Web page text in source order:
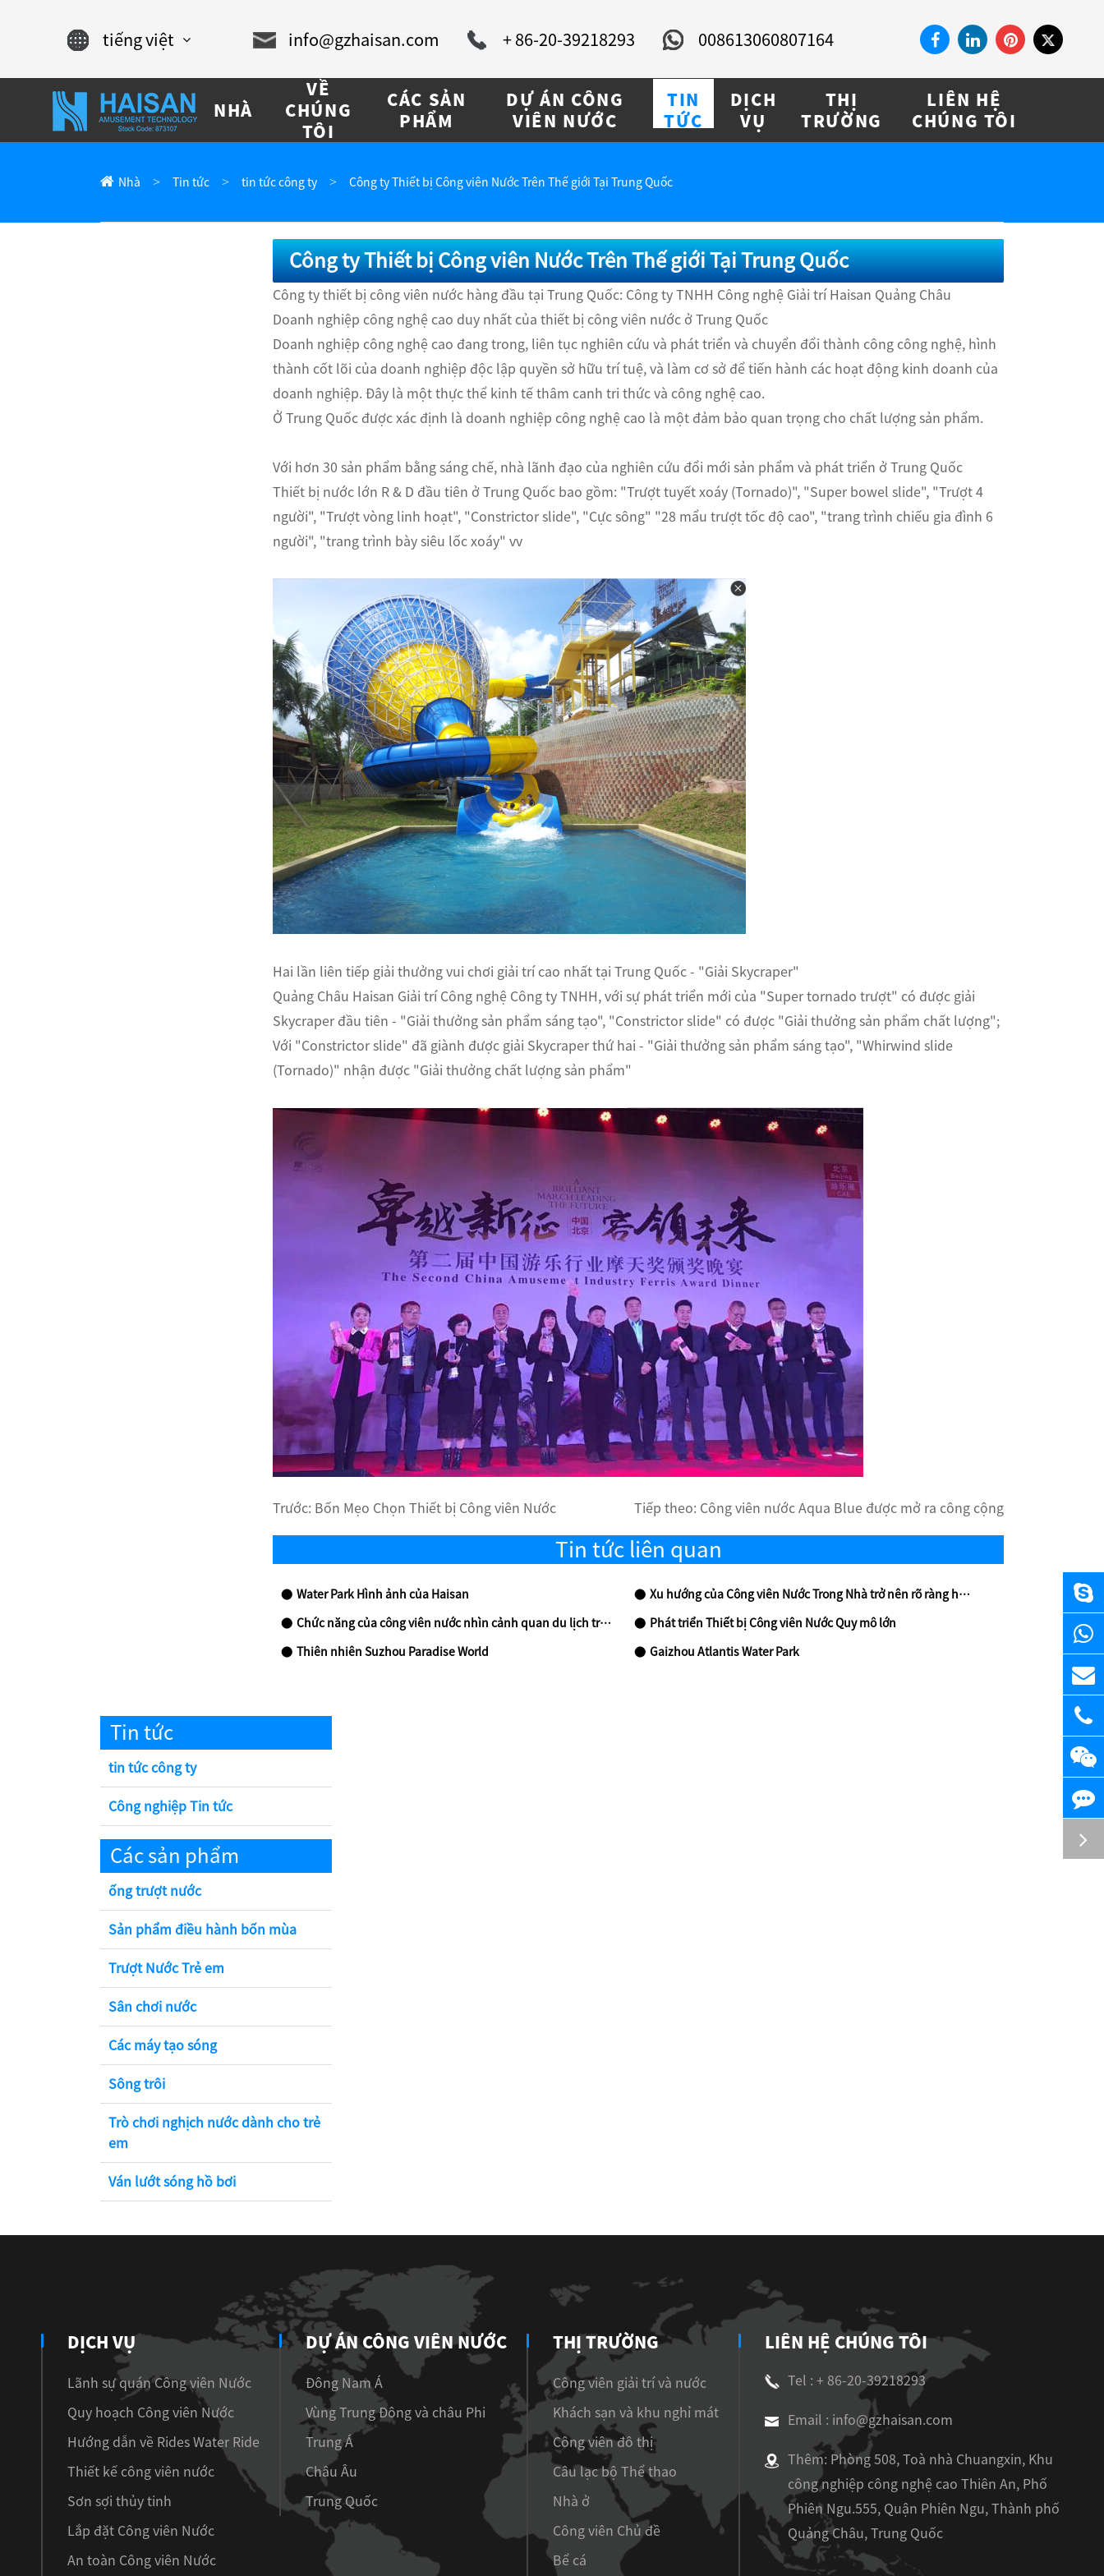
tiếng việt
Chinese
info@gzhaisan.com + 86-20-39218293 008613060807164
NHÀ
VỀ
CHÚNG
TÔI
CÁC SẢN
PHẨM
DỰ ÁN CÔNG
VIÊN NƯỚC
TIN
TỨC
DỊCH
VỤ
THỊ
TRƯỜNG
LIÊN HỆ
CHÚNG TÔI
Nhà Tin tức tin tức công ty Công ty Thiết bị Công viên Nước Trên Thế giới Tại Trung Quốc
Công ty Thiết bị Công viên Nước Trên Thế giới Tại Trung Quốc
Công ty thiết bị công viên nước hàng đầu tại Trung Quốc: Công ty TNHH Công nghệ Giải trí Haisan Quảng Châu
Doanh nghiệp công nghệ cao duy nhất của thiết bị công viên nước ở Trung Quốc
Doanh nghiệp công nghệ cao đang trong, liên tục nghiên cứu và phát triển và chuyển đổi thành công công nghệ, hình
thành cốt lõi của doanh nghiệp độc lập quyền sở hữu trí tuệ, và làm cơ sở để tiến hành các hoạt động kinh doanh của
doanh nghiệp. Đây là một thực thể kinh tế thâm canh tri thức và công nghệ cao.
Ở Trung Quốc được xác định là doanh nghiệp công nghệ cao là một đảm bảo quan trọng cho chất lượng sản phẩm.
Với hơn 30 sản phẩm bằng sáng chế, nhà lãnh đạo của nghiên cứu đổi mới sản phẩm và phát triển ở Trung Quốc
Thiết bị nước lớn R & D đầu tiên ở Trung Quốc bao gồm: "Trượt tuyết xoáy (Tornado)", "Super bowel slide", "Trượt 4
người", "Trượt vòng linh hoạt", "Constrictor slide", "Cực sông" "28 mẩu trượt tốc độ cao", "trang trình chiếu gia đình 6
người", "trang trình bày siêu lốc xoáy" vv
Hai lần liên tiếp giải thưởng vui chơi giải trí cao nhất tại Trung Quốc - "Giải Skycraper"
Quảng Châu Haisan Giải trí Công nghệ Công ty TNHH, với sự phát triển mới của "Super tornado trượt" có được giải
Skycraper đầu tiên - "Giải thưởng sản phẩm sáng tạo", "Constrictor slide" có được "Giải thưởng sản phẩm chất lượng";
Với "Constrictor slide" đã giành được giải Skycraper thứ hai - "Giải thưởng sản phẩm sáng tạo", "Whirwind slide
(Tornado)" nhận được "Giải thưởng chất lượng sản phẩm"
Trước: Bốn Mẹo Chọn Thiết bị Công viên Nước Tiếp theo: Công viên nước Aqua Blue được mở ra công cộng
Tin tức liên quan
Water Park Hình ảnh của Haisan Xu hướng của Công viên Nước Trong Nhà trở nên rõ ràng hơn
Chức năng của công viên nước nhìn cảnh quan du lịch trong các kích thước của cạnh tranh Phát triển Thiết bị Công viên Nước Quy mô lớn
Thiên nhiên Suzhou Paradise World Gaizhou Atlantis Water Park
Tin tức
tin tức công ty
Công nghiệp Tin tức
Các sản phẩm
ống trượt nước
Sản phẩm điều hành bốn mùa
Trượt Nước Trẻ em
Sân chơi nước
Các máy tạo sóng
Sông trôi
Trò chơi nghịch nước dành cho trẻ
em
Ván lướt sóng hồ bơi
DỊCH VỤ
Lãnh sự quán Công viên Nước
Quy hoạch Công viên Nước
Hướng dẫn về Rides Water Ride
Thiết kế công viên nước
Sơn sợi thủy tinh
Lắp đặt Công viên Nước
An toàn Công viên Nước
DỰ ÁN CÔNG VIÊN NƯỚC
Đông Nam Á
Vùng Trung Đông và châu Phi
Trung Á
Châu Âu
Trung Quốc
THỊ TRƯỜNG
Công viên giải trí và nước
Khách sạn và khu nghỉ mát
Công viên đô thị
Câu lạc bộ Thể thao
Nhà ở
Công viên Chủ đề
Bể cá
LIÊN HỆ CHÚNG TÔI
Tel : + 86-20-39218293
Email : info@gzhaisan.com
Thêm: Phòng 508, Toà nhà Chuangxin, Khu
công nghiệp công nghệ cao Thiên An, Phố
Phiên Ngu.555, Quận Phiên Ngu, Thành phố
Quảng Châu, Trung Quốc